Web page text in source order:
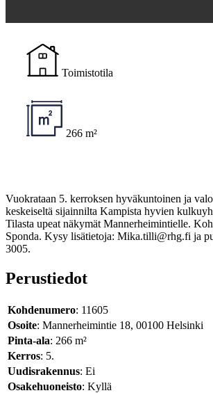
Toimistotila
266 m²
Vuokrataan 5. kerroksen hyväkuntoinen ja
keskeiseltä sijainnilta Kampista hyvien
Tilasta upeat näkymät Mannerheimintielle.
Sponda. Kysy lisätietoja: Mika.tilli@rhg.fi ja
3005.
Perustiedot
Kohdenumero: 11605
Osoite: Mannerheimintie 18, 00100 Helsinki
Pinta-ala: 266 m²
Kerros: 5.
Uudisrakennus: Ei
Osakehuoneisto: Kyllä